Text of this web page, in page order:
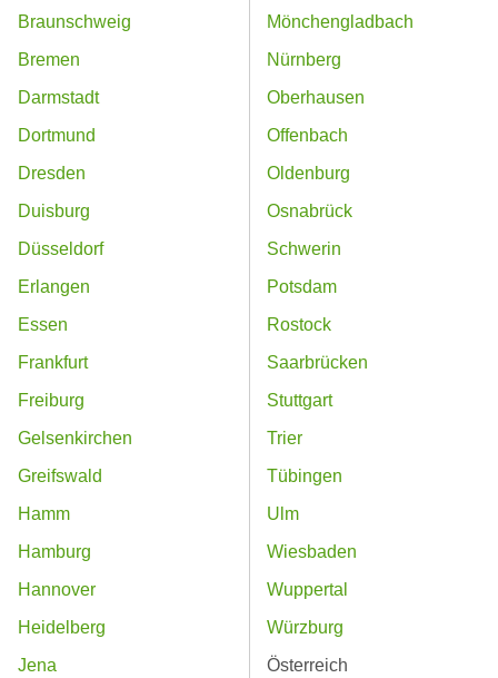
Braunschweig
Bremen
Darmstadt
Dortmund
Dresden
Duisburg
Düsseldorf
Erlangen
Essen
Frankfurt
Freiburg
Gelsenkirchen
Greifswald
Hamm
Hamburg
Hannover
Heidelberg
Jena
Mönchengladbach
Nürnberg
Oberhausen
Offenbach
Oldenburg
Osnabrück
Schwerin
Potsdam
Rostock
Saarbrücken
Stuttgart
Trier
Tübingen
Ulm
Wiesbaden
Wuppertal
Würzburg
Österreich